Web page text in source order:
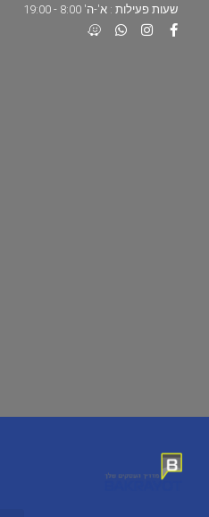
שעות פעילות : א'-ה' 8:00 - 19:00